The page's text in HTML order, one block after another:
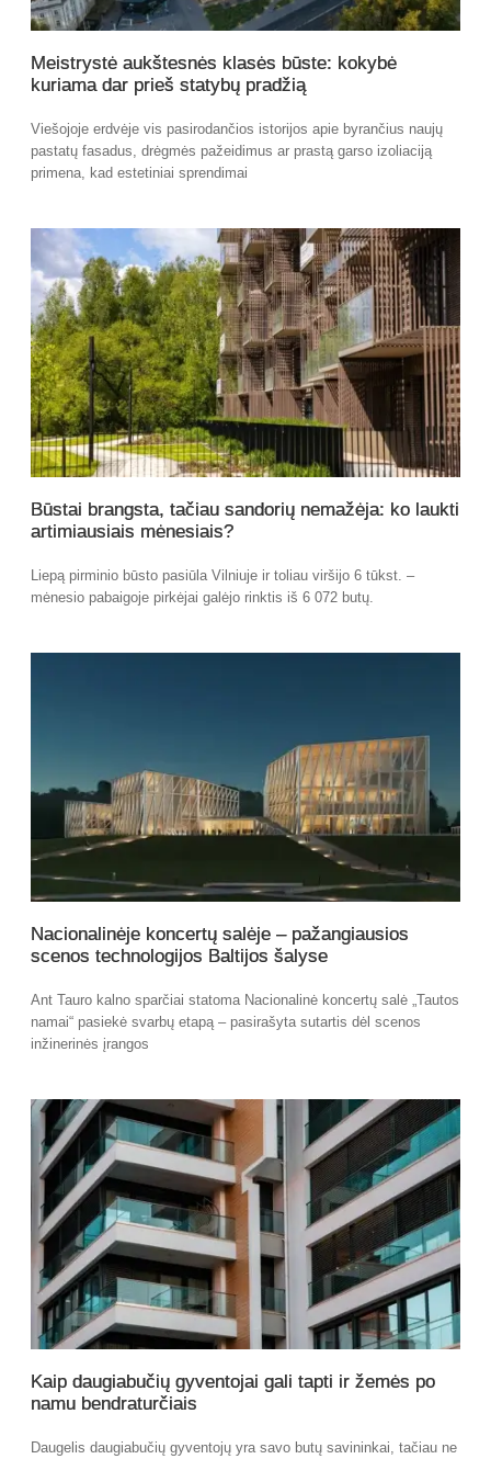
Meistrystė aukštesnės klasės būste: kokybė
kuriama dar prieš statybų pradžią
Viešojoje erdvėje vis pasirodančios istorijos apie byrančius naujų
pastatų fasadus, drėgmės pažeidimus ar prastą garso izoliaciją
primena, kad estetiniai sprendimai
Būstai brangsta, tačiau sandorių nemažėja: ko laukti
artimiausiais mėnesiais?
Liepą pirminio būsto pasiūla Vilniuje ir toliau viršijo 6 tūkst. –
mėnesio pabaigoje pirkėjai galėjo rinktis iš 6 072 butų.
Nacionalinėje koncertų salėje – pažangiausios
scenos technologijos Baltijos šalyse
Ant Tauro kalno sparčiai statoma Nacionalinė koncertų salė „Tautos
namai“ pasiekė svarbų etapą – pasirašyta sutartis dėl scenos
inžinerinės įrangos
Kaip daugiabučių gyventojai gali tapti ir žemės po
namu bendraturčiais
Daugelis daugiabučių gyventojų yra savo butų savininkai, tačiau ne